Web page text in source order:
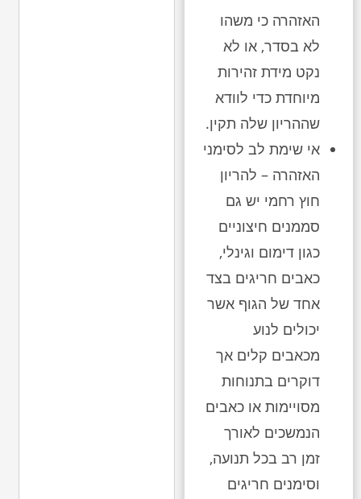
האזהרה כי משהו
לא בסדר, או לא
נקט מידת זהירות
מיוחדת כדי לוודא
שההריון שלה תקין.
אי שימת לב לסימני
האזהרה – להריון
חוץ רחמי יש גם
סממנים חיצוניים
כגון דימום וגינלי,
כאבים חריגים בצד
אחד של הגוף אשר
יכולים לנוע
מכאבים קלים אך
דוקרים בתנוחות
מסויימות או כאבים
הנמשכים לאורך
זמן רב בכל תנועה,
וסימנים חריגים